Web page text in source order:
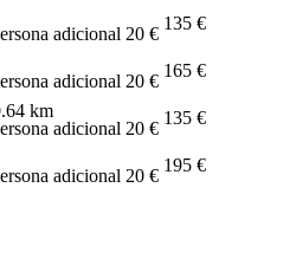
adicional 20 €
135 €
adicional 20 €
165 €
adicional 20 €
135 €
adicional 20 €
195 €
km